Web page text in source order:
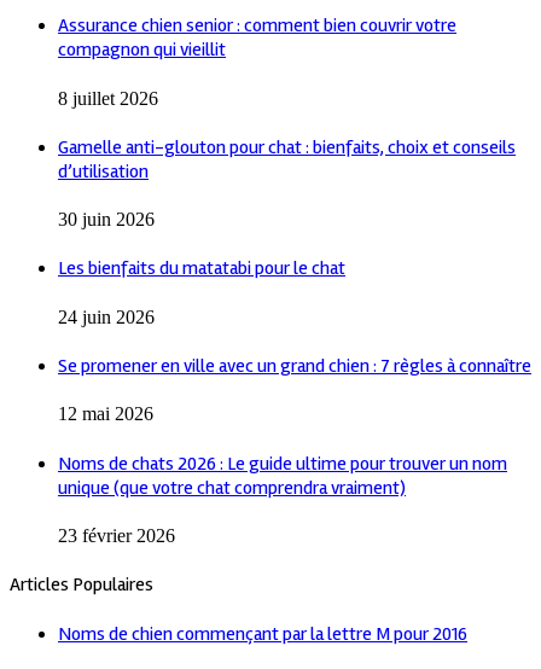
Assurance chien senior : comment bien couvrir votre
compagnon qui vieillit
8 juillet 2026
Gamelle anti-glouton pour chat : bienfaits, choix et conseils
d’utilisation
30 juin 2026
Les bienfaits du matatabi pour le chat
24 juin 2026
Se promener en ville avec un grand chien : 7 règles à connaître
12 mai 2026
Noms de chats 2026 : Le guide ultime pour trouver un nom
unique (que votre chat comprendra vraiment)
23 février 2026
Articles Populaires
Noms de chien commençant par la lettre M pour 2016